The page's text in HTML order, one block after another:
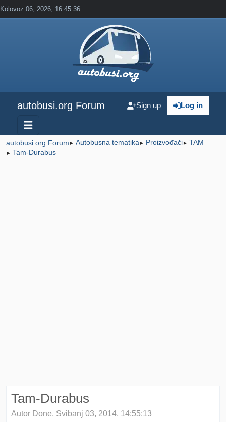
Kolovoz 06, 2026, 16:45:36
autobusi.org Forum Log in
Sign up
autobusi.org Forum ► Autobusna tematika ► Proizvođači► TAM
► Tam-Durabus
Tam-Durabus
Autor Done, Svibanj 03, 2014, 14:55:13